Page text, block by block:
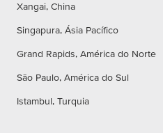
Xangai, China
Singapura, Ásia Pacífico
Grand Rapids, América do Norte
São Paulo, América do Sul
Istambul, Turquia